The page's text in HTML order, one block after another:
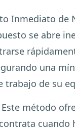
Inmediato de
se abre
una
trabajo de su
Este método
cuando